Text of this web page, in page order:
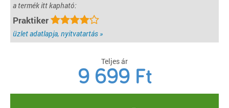
a termék itt kapható:
Praktiker
üzlet adatlapja, nyitvatartás »
Teljes ár
9 699 Ft